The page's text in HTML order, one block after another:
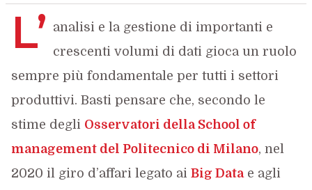
L’ analisi e la gestione di importanti e
crescenti volumi di dati gioca un ruolo
sempre più fondamentale per tutti i settori
produttivi. Basti pensare che, secondo le
stime degli Osservatori della School of
management del Politecnico di Milano, nel
2020 il giro d’affari legato ai Big Datae agli